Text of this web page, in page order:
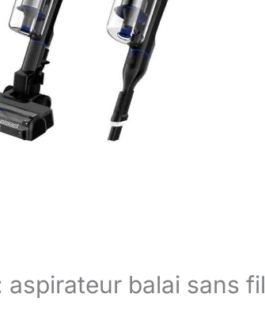
aspirateur balai sans fil